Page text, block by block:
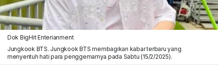
Dok BigHit Enterianment
Jungkook BTS. Jungkook BTS membagikan kabar terbaru yang
menyentuh hati para penggemarnya pada Sabtu (15/2/2025).